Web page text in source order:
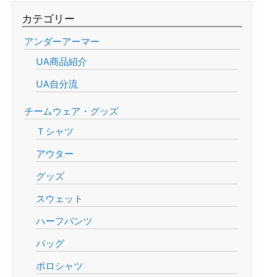
カテゴリー
アンダーアーマー
UA商品紹介
UA自分流
チームウェア・グッズ
Ｔシャツ
アウター
グッズ
スウェット
ハーフパンツ
バッグ
ポロシャツ